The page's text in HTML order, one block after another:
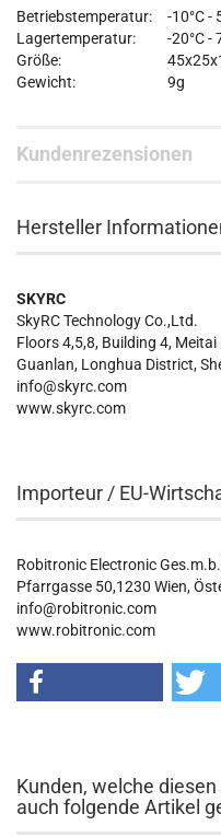
Betriebstemperatur:
-10°C -
Lagertemperatur:
-20°C -
Größe:
Gewicht:
9g
Kundenrezensionen
Hersteller
SKYRC
SkyRC Technology Co.,Ltd.
Floors 4,5,8, Building 4,
Guanlan, Longhua District,
info@skyrc.com
www.skyrc.com
Importeur / EU-
Robitronic Electronic
Pfarrgasse 50,1230 Wien,
info@robitronic.com
www.robitronic.com
Kunden, welche
auch folgende Artikel